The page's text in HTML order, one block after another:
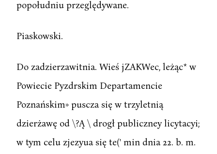
popołudniu przeględywane.
Piaskowski.
Do zadzierzawitnia. Wieś jZAKWec, leżąc* w
Powiecie Pyzdrskim Departamencie
Poznańskim» puscza się w trzyletnią
dzierżawę od \?Ą \ drogł publiczney licytacyi;
w tym celu zjezyua się te(' min dnia 22. b. m.